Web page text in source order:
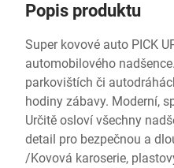
Popis produktu
Super kovové auto PICK
automobilového
parkovištích či
hodiny zábavy. Moderní,
Určitě osloví všechny
detail pro bezpečnou a
/Kovová karoserie,